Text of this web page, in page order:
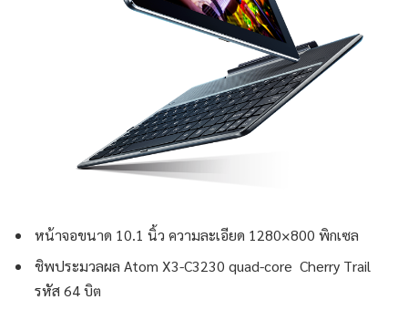
หน้าจอขนาด 10.1 นิ้ว ความละเอียด 1280×800 พิกเซล
ชิพประมวลผล Atom X3-C3230 quad-core Cherry Trail
รหัส 64 บิต